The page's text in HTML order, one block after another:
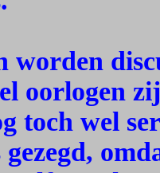
worden
oorlogen
toch wel